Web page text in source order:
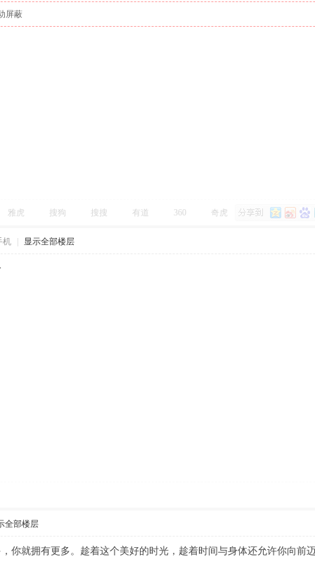
屏蔽
雅虎 搜狗 搜搜 有道 360 奇虎
机 显示全部楼层
全部楼层
你就拥有更多。趁着这个美好的时光，趁着时间与身体还允许你向前